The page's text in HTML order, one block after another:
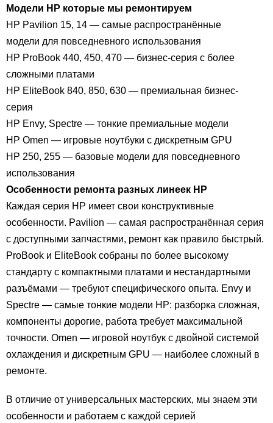
Модели HP которые мы ремонтируем
HP Pavilion 15, 14 — самые распространённые
модели для повседневного использования
HP ProBook 440, 450, 470 — бизнес-серия с более
сложными платами
HP EliteBook 840, 850, 630 — премиальная бизнес-
серия
HP Envy, Spectre — тонкие премиальные модели
HP Omen — игровые ноутбуки с дискретным GPU
HP 250, 255 — базовые модели для повседневного
использования
Особенности ремонта разных линеек HP
Каждая серия HP имеет свои конструктивные
особенности. Pavilion — самая распространённая серия
с доступными запчастями, ремонт как правило быстрый.
ProBook и EliteBook собраны по более высокому
стандарту с компактными платами и нестандартными
разъёмами — требуют специфического опыта. Envy и
Spectre — самые тонкие модели HP: разборка сложная,
компоненты дорогие, работа требует максимальной
точности. Omen — игровой ноутбук с двойной системой
охлаждения и дискретным GPU — наиболее сложный в
ремонте.
В отличие от универсальных мастерских, мы знаем эти
особенности и работаем с каждой серией